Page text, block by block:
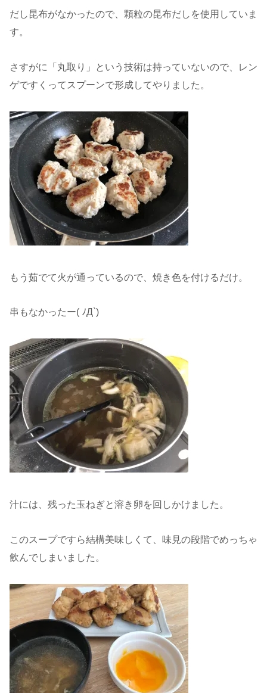
だし昆布がなかったので、顆粒の昆布だしを使用していま
す。
さすがに「丸取り」という技術は持っていないので、レン
ゲですくってスプーンで形成してやりました。
もう茹でて火が通っているので、焼き色を付けるだけ。
串もなかったー( ﾉД`)
汁には、残った玉ねぎと溶き卵を回しかけました。
このスープですら結構美味しくて、味見の段階でめっちゃ
飲んでしまいました。